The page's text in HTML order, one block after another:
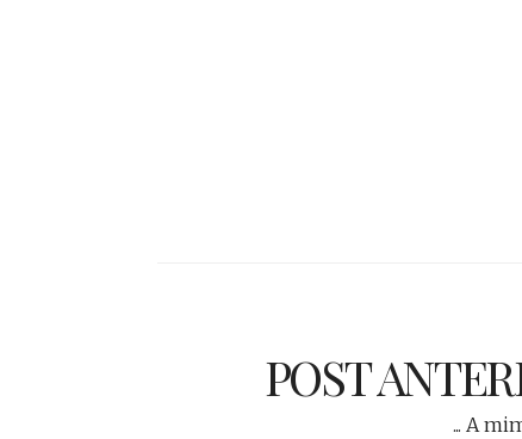
POST
... A